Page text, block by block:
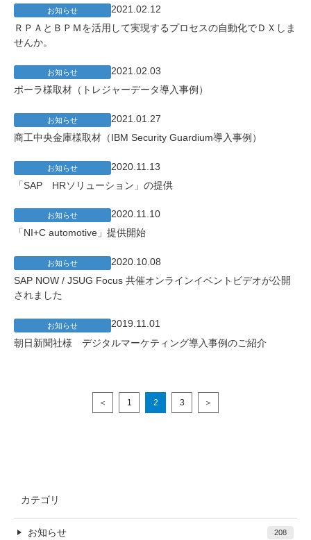
お知らせ
2021.02.12
ＲＰＡとＢＰＭを活用して実現するプロセスの自動化でＤＸしま
せんか。
お知らせ
2021.02.03
ポーラ様取材（トレジャーデータ導入事例）
お知らせ
2021.01.27
商工中央金庫様取材（IBM Security Guardium導入事例）
お知らせ
2020.11.13
「SAP HRソリューション」の提供
お知らせ
2020.11.10
「NI+C automotive」提供開始
お知らせ
2020.10.08
SAP NOW / JSUG Focus 共催オンラインイベントビデオが公開
されました
お知らせ
2019.11.01
朝日新聞社様 デジタルマーケティング導入事例のご紹介
＜ 1 2 3 ＞
カテゴリ
お知らせ 208